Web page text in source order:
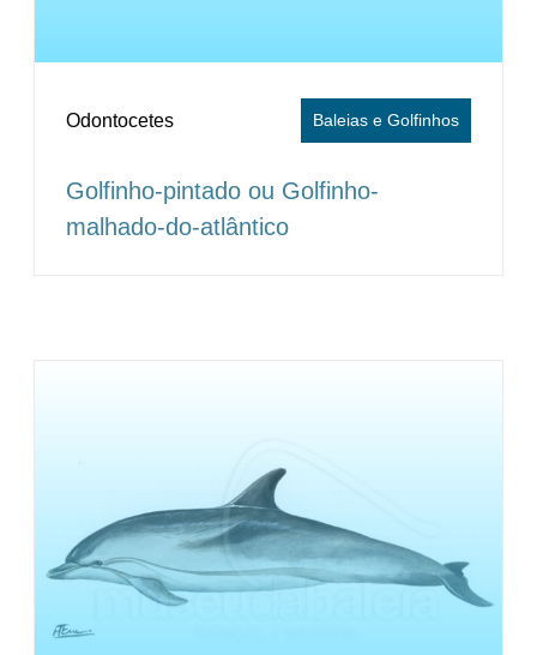
Baleias e Golfinhos
Odontocetes
Golfinho-pintado ou Golfinho-
malhado-do-atlântico